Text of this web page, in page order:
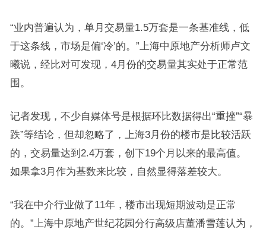
“业内普遍认为，单月交易量1.5万套是一条基准线，低
于这条线，市场是偏‘冷’的。”上海中原地产分析师卢文
曦说，经比对可发现，4月份的交易量其实处于正常范
围。
记者发现，不少自媒体号是根据环比数据得出“重挫”“暴
跌”等结论，但却忽略了，上海3月份的楼市是比较活跃
的，交易量达到2.4万套，创下19个月以来的最高值。
如果拿3月作为基数来比较，自然显得落差较大。
“我在中介行业做了11年，楼市出现短期波动是正常
的。”上海中原地产世纪花园分行高级店董潘雪莲认为，